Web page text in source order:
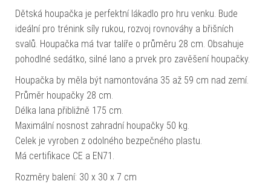
Dětská houpačka je perfektní lákadlo pro hru venku. Bude
ideální pro trénink síly rukou, rozvoj rovnováhy a břišních
svalů. Houpačka má tvar talíře o průměru 28 cm. Obsahuje
pohodlné sedátko, silné lano a prvek pro zavěšení houpačky.
Houpačka by měla být namontována 35 až 59 cm nad zemí.
Průměr houpačky 28 cm.
Délka lana přibližně 175 cm.
Maximální nosnost zahradní houpačky 50 kg.
Celek je vyroben z odolného bezpečného plastu.
Má certifikace CE a EN71.
Rozměry balení: 30 x 30 x 7 cm